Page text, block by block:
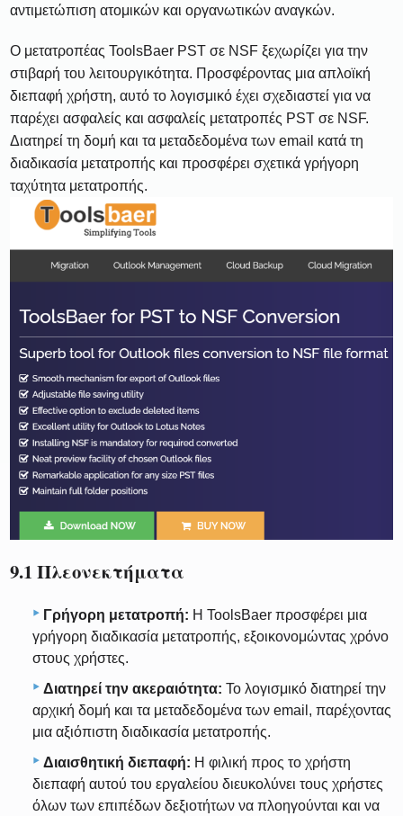
αντιμετώπιση ατομικών και οργανωτικών αναγκών.
Ο μετατροπέας ToolsBaer PST σε NSF ξεχωρίζει για την
στιβαρή του λειτουργικότητα. Προσφέροντας μια απλοϊκή
διεπαφή χρήστη, αυτό το λογισμικό έχει σχεδιαστεί για να
παρέχει ασφαλείς και ασφαλείς μετατροπές PST σε NSF.
Διατηρεί τη δομή και τα μεταδεδομένα των email κατά τη
διαδικασία μετατροπής και προσφέρει σχετικά γρήγορη
ταχύτητα μετατροπής.
9.1 Πλεονεκτήματα
Γρήγορη μετατροπή: Η ToolsBaer προσφέρει μια
γρήγορη διαδικασία μετατροπής, εξοικονομώντας χρόνο
στους χρήστες.
Διατηρεί την ακεραιότητα: Το λογισμικό διατηρεί την
αρχική δομή και τα μεταδεδομένα των email, παρέχοντας
μια αξιόπιστη διαδικασία μετατροπής.
Διαισθητική διεπαφή: Η φιλική προς το χρήστη
διεπαφή αυτού του εργαλείου διευκολύνει τους χρήστες
όλων των επιπέδων δεξιοτήτων να πλοηγούνται και να